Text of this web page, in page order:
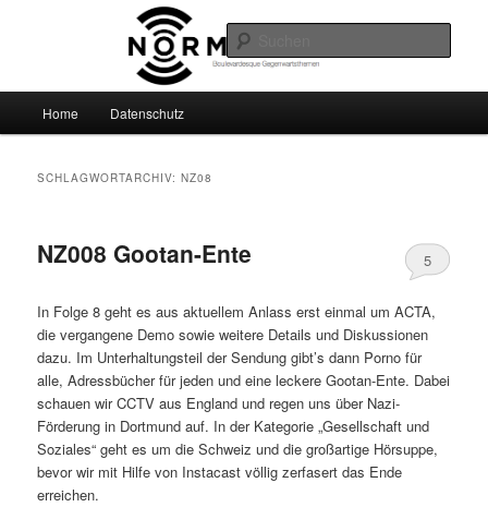
Normalzeit
Boulevardesque Gegenwartsthemen
Home Datenschutz
SCHLAGWORTARCHIV:NZ08
NZ008 Gootan-Ente 5
In Folge 8 geht es aus aktuellem Anlass erst einmal um ACTA,
die vergangene Demo sowie weitere Details und Diskussionen
dazu. Im Unterhaltungsteil der Sendung gibt’s dann Porno für
alle, Adressbücher für jeden und eine leckere Gootan-Ente. Dabei
schauen wir CCTV aus England und regen uns über Nazi-
Förderung in Dortmund auf. In der Kategorie „Gesellschaft und
Soziales“ geht es um die Schweiz und die großartige Hörsuppe,
bevor wir mit Hilfe von Instacast völlig zerfasert das Ende
erreichen.